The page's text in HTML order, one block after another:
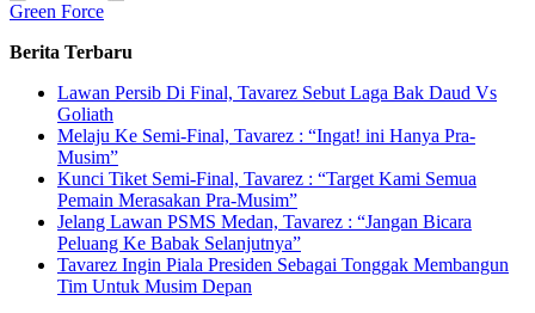
Green Force
Berita Terbaru
Lawan Persib Di Final, Tavarez Sebut Laga Bak Daud Vs
Goliath
Melaju Ke Semi-Final, Tavarez : “Ingat! ini Hanya Pra-
Musim”
Kunci Tiket Semi-Final, Tavarez : “Target Kami Semua
Pemain Merasakan Pra-Musim”
Jelang Lawan PSMS Medan, Tavarez : “Jangan Bicara
Peluang Ke Babak Selanjutnya”
Tavarez Ingin Piala Presiden Sebagai Tonggak Membangun
Tim Untuk Musim Depan